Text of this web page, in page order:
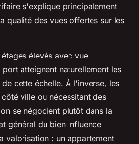
s'explique principalement
qualité des vues offertes sur les
élevés avec vue
atteignent naturellement les
cette échelle. À l'inverse, les
ville ou nécessitant des
se négocient plutôt dans la
général du bien influence
valorisation : un appartement